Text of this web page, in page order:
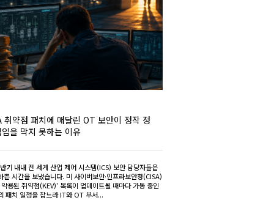
취약점 패치에 매달린 OT 보안이 정작 정
을 막지 못하는 이유
기 내내 전 세계 산업 제어 시스템(ICS) 보안 담당자들은
쁜 시간을 보냈습니다. 미 사이버보안·인프라보안청(CISA)
용된 취약점(KEV)' 목록이 업데이트될 때마다 가동 중인
패치 일정을 잡느라 IT와 OT 부서...